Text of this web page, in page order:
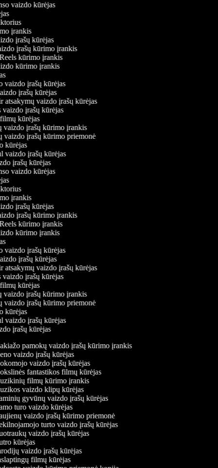
vaizdo kūrėjas
įrankis
įrašų kūrėjas
įrašų kūrimo įrankis
Reels kūrimo įrankis
kūrimo įrankis
vaizdo įrašų kūrėjas
įrašų kūrėjas
atsakymų vaizdo įrašų kūrėjas
vaizdo įrašų kūrėjas
kūrėjas
vaizdo įrašų kūrimo įrankis
vaizdo įrašų kūrimo priemonė
kūrėjas
vaizdo įrašų kūrėjas
įrašų kūrėjas
vaizdo kūrėjas
įrankis
įrašų kūrėjas
įrašų kūrimo įrankis
Reels kūrimo įrankis
kūrimo įrankis
vaizdo įrašų kūrėjas
įrašų kūrėjas
atsakymų vaizdo įrašų kūrėjas
vaizdo įrašų kūrėjas
kūrėjas
vaizdo įrašų kūrimo įrankis
vaizdo įrašų kūrimo priemonė
kūrėjas
vaizdo įrašų kūrėjas
įrašų kūrėjas
pamokų vaizdo įrašų kūrimo įrankis
vaizdo įrašų kūrėjas
vaizdo įrašų kūrėjas
fantastikos filmų kūrėjas
filmų kūrimo įrankis
vaizdo klipų kūrėjas
gyvūnų vaizdo įrašų kūrėjas
turo vaizdo kūrėjas
vaizdo įrašų kūrimo priemonė
turto vaizdo įrašų kūrėjas
vaizdo įrašų kūrėjas
kūrėjas
vaizdo įrašų kūrėjas
filmų kūrėjas